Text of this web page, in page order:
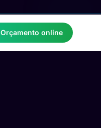
Orçamento online